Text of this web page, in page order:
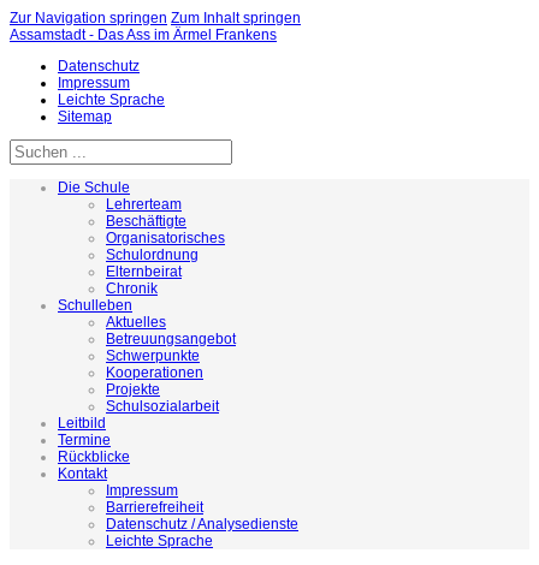
Zur Navigation springen Zum Inhalt springen
Assamstadt - Das Ass im Ärmel Frankens
Datenschutz
Impressum
Leichte Sprache
Sitemap
Die Schule
Lehrerteam
Beschäftigte
Organisatorisches
Schulordnung
Elternbeirat
Chronik
Schulleben
Aktuelles
Betreuungsangebot
Schwerpunkte
Kooperationen
Projekte
Schulsozialarbeit
Leitbild
Termine
Rückblicke
Kontakt
Impressum
Barrierefreiheit
Datenschutz / Analysedienste
Leichte Sprache